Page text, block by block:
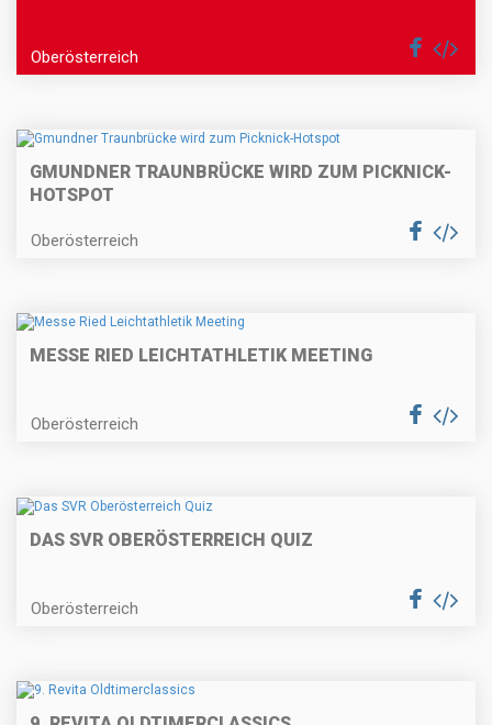
Oberösterreich
GMUNDNER TRAUNBRÜCKE WIRD ZUM PICKNICK-
HOTSPOT
Oberösterreich
MESSE RIED LEICHTATHLETIK MEETING
Oberösterreich
DAS SVR OBERÖSTERREICH QUIZ
Oberösterreich